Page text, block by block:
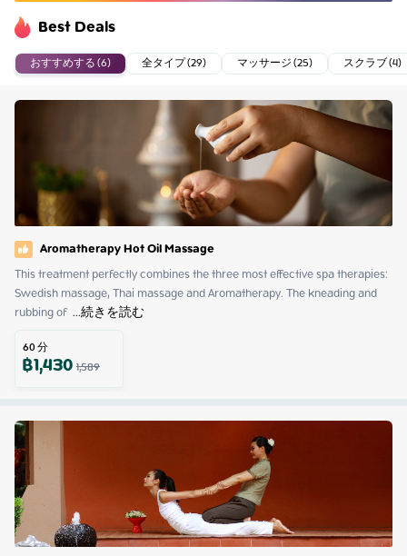
Best Deals
おすすめする (6) 全タイプ (29) マッサージ (25) スクラブ (4)
Aromatherapy Hot Oil Massage
This treatment perfectly combines the three most effective spa therapies:
Swedish massage, Thai massage and Aromatherapy. The kneading and
rubbing of ...続きを読む
60分
฿1,4301,589